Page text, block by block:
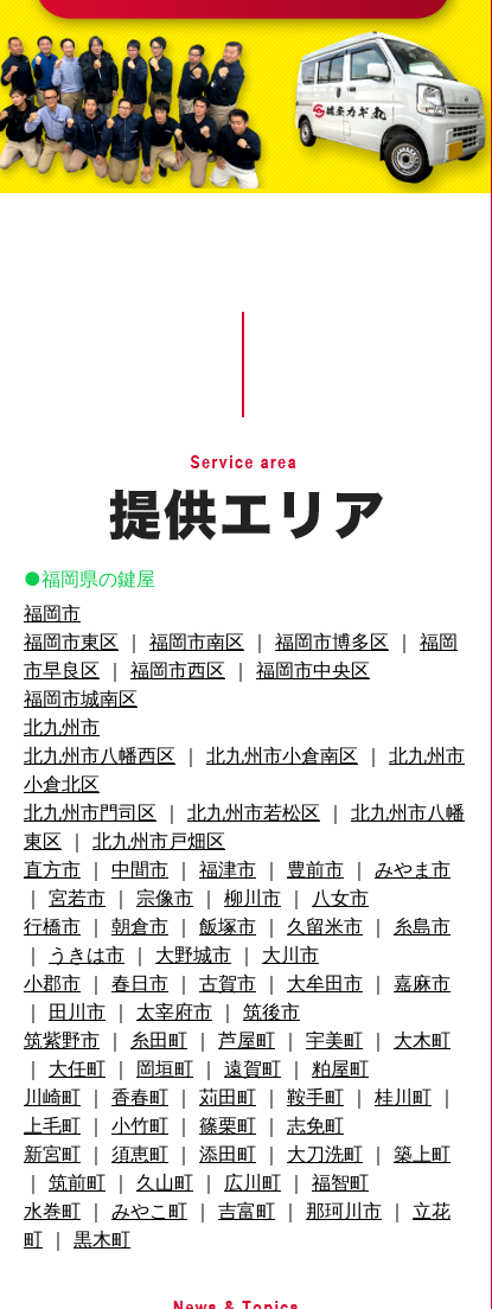
福岡県の鍵屋
福岡市
福岡市東区 ｜ 福岡市南区 ｜ 福岡市博多区 ｜ 福岡
市早良区 ｜ 福岡市西区 ｜ 福岡市中央区
福岡市城南区
北九州市
北九州市八幡西区 ｜ 北九州市小倉南区 ｜ 北九州市
小倉北区
北九州市門司区 ｜ 北九州市若松区 ｜ 北九州市八幡
東区 ｜ 北九州市戸畑区
直方市 ｜ 中間市 ｜ 福津市 ｜ 豊前市 ｜ みやま市
｜ 宮若市 ｜ 宗像市 ｜ 柳川市 ｜ 八女市
行橋市 ｜ 朝倉市 ｜ 飯塚市 ｜ 久留米市 ｜ 糸島市
｜
うきは市 ｜ 大野城市 ｜ 大川市
小郡市 ｜ 春日市 ｜ 古賀市 ｜ 大牟田市 ｜ 嘉麻市
｜ 田川市 ｜ 太宰府市 ｜ 筑後市
筑紫野市 ｜ 糸田町 ｜ 芦屋町 ｜ 宇美町 ｜ 大木町
｜ 大任町 ｜ 岡垣町 ｜ 遠賀町 ｜ 粕屋町
川崎町 ｜ 香春町 ｜ 苅田町 ｜ 鞍手町 ｜ 桂川町 ｜
上毛町 ｜ 小竹町 ｜ 篠栗町 ｜ 志免町
新宮町 ｜ 須恵町 ｜ 添田町 ｜ 大刀洗町 ｜ 築上町
｜ 筑前町 ｜ 久山町 ｜ 広川町 ｜ 福智町
水巻町 ｜ みやこ町 ｜ 吉富町 ｜ 那珂川市 ｜ 立花
町 ｜ 黒木町